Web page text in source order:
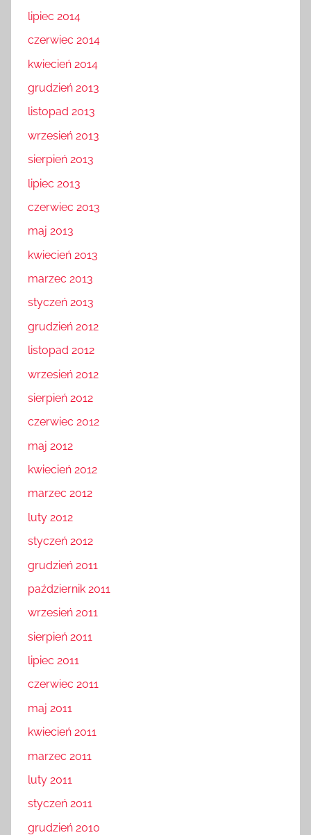
lipiec 2014
czerwiec 2014
kwiecień 2014
grudzień 2013
listopad 2013
wrzesień 2013
sierpień 2013
lipiec 2013
czerwiec 2013
maj 2013
kwiecień 2013
marzec 2013
styczeń 2013
grudzień 2012
listopad 2012
wrzesień 2012
sierpień 2012
czerwiec 2012
maj 2012
kwiecień 2012
marzec 2012
luty 2012
styczeń 2012
grudzień 2011
październik 2011
wrzesień 2011
sierpień 2011
lipiec 2011
czerwiec 2011
maj 2011
kwiecień 2011
marzec 2011
luty 2011
styczeń 2011
grudzień 2010